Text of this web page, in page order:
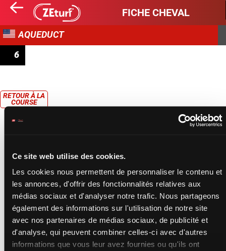
Ce site web utilise des cookies.
Les cookies nous permettent de personnaliser le contenu et
les annonces, d'offrir des fonctionnalités relatives aux
médias sociaux et d'analyser notre trafic. Nous partageons
également des informations sur l'utilisation de notre site
avec nos partenaires de médias sociaux, de publicité et
d'analyse, qui peuvent combiner celles-ci avec d'autres
informations que vous leur avez fournies ou qu'ils ont
FICHE CHEVAL
AQUEDUCT
6
RETOUR À LA
COURSE